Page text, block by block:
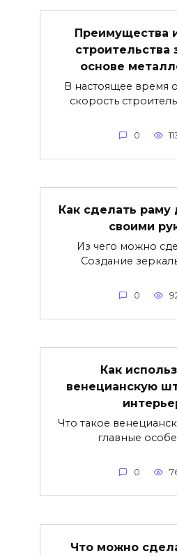
Преимущества
строительства
основе
В настоящее время
скорость
0
Как сделать раму
своими
Из чего можно
Создание
0
Как
венецианскую
Что такое
главные
0
Что можно